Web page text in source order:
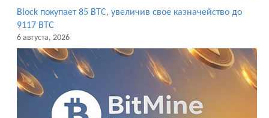
Block покупает 85 BTC, увеличив свое казначейство до
9117 BTC
6 августа, 2026